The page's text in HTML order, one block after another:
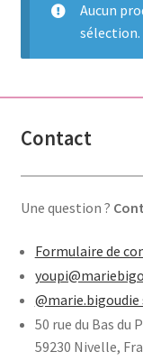
Aucun
sélection.
Contact
Une question ?
Formulaire de
@marie.bigoudie
50 rue du Bas du
59230 Nivelle,